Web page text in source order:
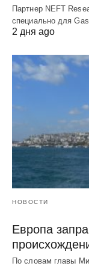
Партнер NEFT
специально для
2 дня ago
НОВОСТИ
Европа
По словам главы